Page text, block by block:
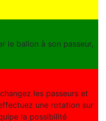
le ballon à son passeur,
les passeurs et
une rotation sur
la possibilité